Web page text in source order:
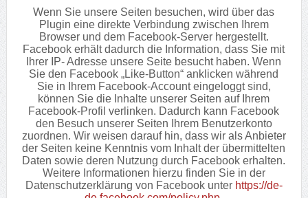
Wenn Sie unsere Seiten besuchen, wird über das
Plugin eine direkte Verbindung zwischen Ihrem
Browser und dem Facebook-Server hergestellt.
Facebook erhält dadurch die Information, dass Sie mit
Ihrer IP- Adresse unsere Seite besucht haben. Wenn
Sie den Facebook „Like-Button“ anklicken während
Sie in Ihrem Facebook-Account eingeloggt sind,
können Sie die Inhalte unserer Seiten auf Ihrem
Facebook-Profil verlinken. Dadurch kann Facebook
den Besuch unserer Seiten Ihrem Benutzerkonto
zuordnen. Wir weisen darauf hin, dass wir als Anbieter
der Seiten keine Kenntnis vom Inhalt der übermittelten
Daten sowie deren Nutzung durch Facebook erhalten.
Weitere Informationen hierzu finden Sie in der
Datenschutzerklärung von Facebook unter https://de-